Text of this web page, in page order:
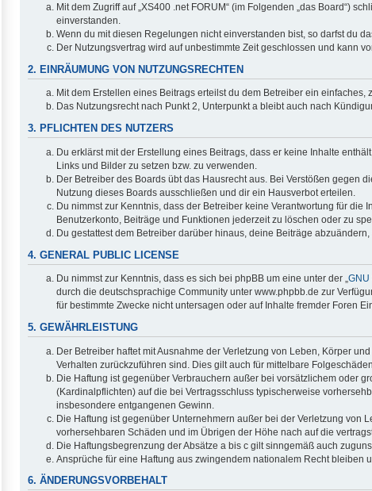
Mit dem Zugriff auf „XS400 .net FORUM“ (im Folgenden „das Board“)
einverstanden.
Wenn du mit diesen Regelungen nicht einverstanden bist, so darfst du
Der Nutzungsvertrag wird auf unbestimmte Zeit geschlossen und kann
2. EINRÄUMUNG VON NUTZUNGSRECHTEN
Mit dem Erstellen eines Beitrags erteilst du dem Betreiber ein
Das Nutzungsrecht nach Punkt 2, Unterpunkt a bleibt auch nach
3. PFLICHTEN DES NUTZERS
Du erklärst mit der Erstellung eines Beitrags, dass er keine Inhalte
Links und Bilder zu setzen bzw. zu verwenden.
Der Betreiber des Boards übt das Hausrecht aus. Bei Verstößen gegen
Nutzung dieses Boards ausschließen und dir ein Hausverbot erteilen.
Du nimmst zur Kenntnis, dass der Betreiber keine Verantwortung für
Benutzerkonto, Beiträge und Funktionen jederzeit zu löschen oder zu
Du gestattest dem Betreiber darüber hinaus, deine Beiträge
4. GENERAL PUBLIC LICENSE
Du nimmst zur Kenntnis, dass es sich bei phpBB um eine unter der „GNU
durch die deutschsprachige Community unter www.phpbb.de zur
für bestimmte Zwecke nicht untersagen oder auf Inhalte fremder Foren
5. GEWÄHRLEISTUNG
Der Betreiber haftet mit Ausnahme der Verletzung von Leben, Körper
Verhalten zurückzuführen sind. Dies gilt auch für mittelbare
Die Haftung ist gegenüber Verbrauchern außer bei vorsätzlichem oder
(Kardinalpflichten) auf die bei Vertragsschluss typischerweise
insbesondere entgangenen Gewinn.
Die Haftung ist gegenüber Unternehmern außer bei der Verletzung von
vorhersehbaren Schäden und im Übrigen der Höhe nach auf die
Die Haftungsbegrenzung der Absätze a bis c gilt sinngemäß auch
Ansprüche für eine Haftung aus zwingendem nationalem Recht bleiben
6. ÄNDERUNGSVORBEHALT